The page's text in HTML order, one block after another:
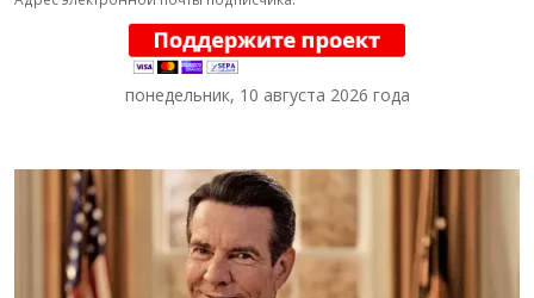
понедельник, 10 августа 2026 года